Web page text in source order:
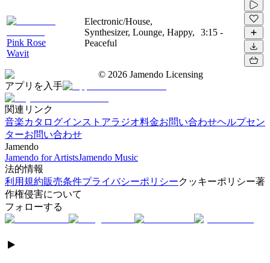
Pink Rose
Wavit
Electronic/House,
Synthesizer, Lounge, Happy,
Peaceful
3:15 -
© 2026 Jamendo Licensing
アプリを入手
関連リンク
音楽カタログインストアラジオ料金お問い合わせヘルプセン
ターお問い合わせ
Jamendo
Jamendo for ArtistsJamendo Music
法的情報
利用規約販売条件プライバシーポリシークッキーポリシー著
作権侵害について
フォローする